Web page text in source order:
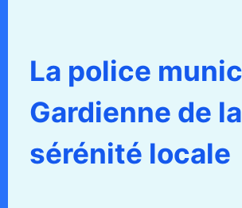
La police
Gardienne de la
sérénité locale